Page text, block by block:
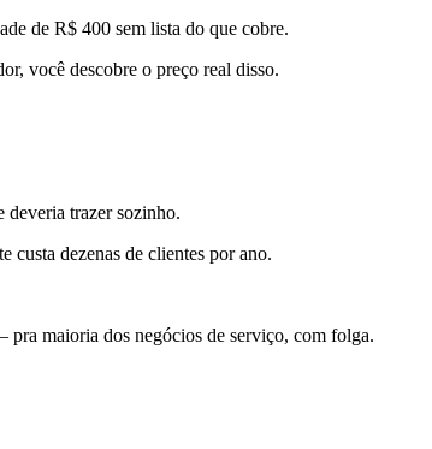
de R$ 400 sem lista do que cobre.
você descobre o preço real disso.
trazer sozinho.
custa dezenas de clientes por ano.
maioria dos negócios de serviço, com folga.